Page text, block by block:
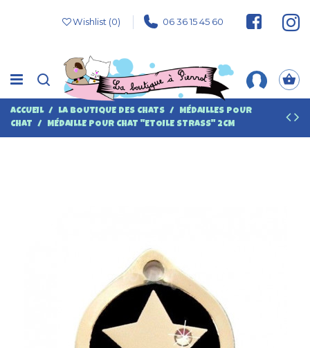
Wishlist (0) 06 36 15 45 60
ACCUEIL LA BOUTIQUE DES CHATS
MÉDAILLES POUR
CHAT
MÉDAILLE POUR CHAT "ETOILE STRASS" 2CM